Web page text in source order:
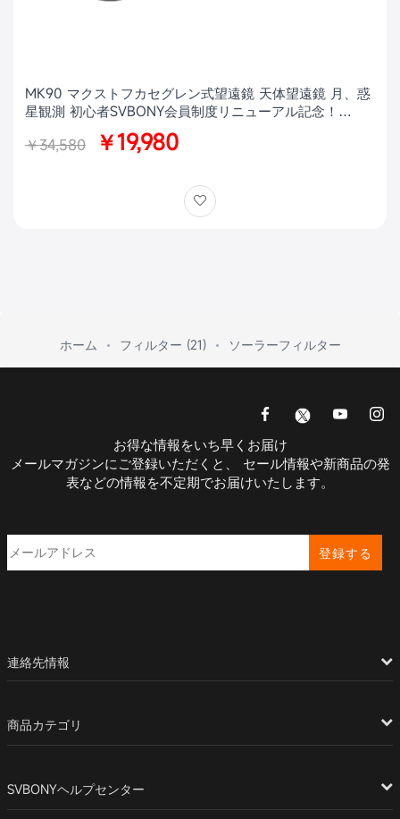
MK90 マクストフカセグレン式望遠鏡 天体望遠鏡 月、惑
星観測 初心者SVBONY会員制度リニューアル記念！
MK90特別価格キャンペーン【訳ありアウトレット × 数量
限定】
￥34,580 ￥19,980
ホーム フィルター (21) ソーラーフィルター
お得な情報をいち早くお届け
メールマガジンにご登録いただくと、 セール情報や新商品の発
表などの情報を不定期でお届けいたします。
登録する
連絡先情報
商品カテゴリ
SVBONYヘルプセンター